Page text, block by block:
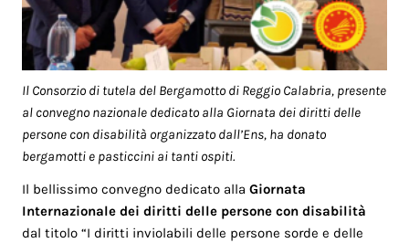
Il Consorzio di tutela del Bergamotto di Reggio Calabria, presente
al convegno nazionale dedicato alla Giornata dei diritti delle
persone con disabilità organizzato dall’Ens, ha donato
bergamotti e pasticcini ai tanti ospiti.
Il bellissimo convegno dedicato allaGiornata
Internazionale dei diritti delle persone con disabilità
dal titolo “I diritti inviolabili delle persone sorde e delle